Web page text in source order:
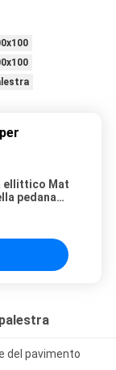
ellittico Mat
pedana
del pavimento